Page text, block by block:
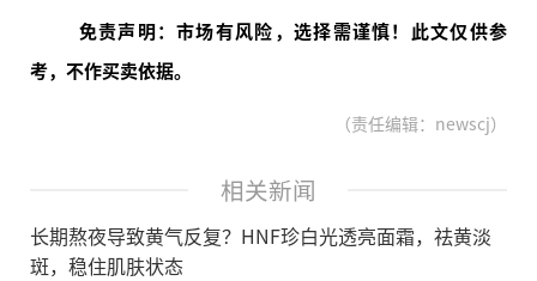
免责声明：市场有风险，选择需谨慎！此文仅供参
考，不作买卖依据。
（责任编辑：newscj）
相关新闻
长期熬夜导致黄气反复？HNF珍白光透亮面霜，祛黄淡
斑，稳住肌肤状态